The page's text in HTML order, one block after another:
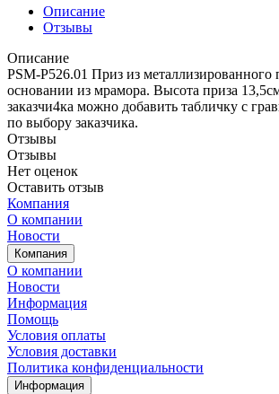
Описание
Отзывы
Описание
PSM-P526.01 Приз из металлизированного
основании из мрамора. Высота приза
заказчи4ка можно добавить табличку с
по выбору заказчика.
Отзывы
Отзывы
Нет оценок
Оставить отзыв
Компания
О компании
Новости
Компания
О компании
Новости
Информация
Помощь
Условия оплаты
Условия доставки
Политика конфиденциальности
Информация